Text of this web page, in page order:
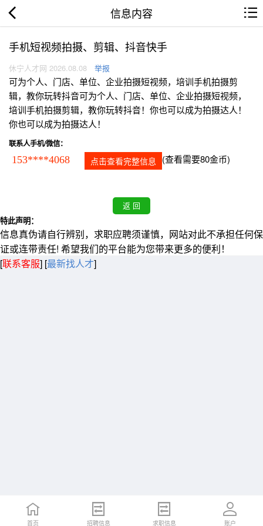
信息内容
手机短视频拍摄、剪辑、抖音快手
休宁人才网 2026.08.08 举报
可为个人、门店、单位、企业拍摄短视频，培训手机拍摄剪
辑，教你玩转抖音可为个人、门店、单位、企业拍摄短视频，
培训手机拍摄剪辑，教你玩转抖音！你也可以成为拍摄达人！
你也可以成为拍摄达人！
联系人手机/微信：
153****4068 点击查看完整信息 (查看需要80金币)
特此声明：
信息真伪请自行辨别，求职应聘须谨慎，网站对此不承担任何保
证或连带责任! 希望我们的平台能为您带来更多的便利！
[联系客服] [最新找人才]
首页 招聘信息 求职信息 账户